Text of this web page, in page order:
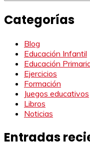
Categorías
Blog
Educación Infantil
Educación
Ejercicios
Formación
Juegos educativos
Libros
Noticias
Entradas